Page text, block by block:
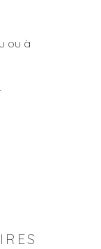
ou à